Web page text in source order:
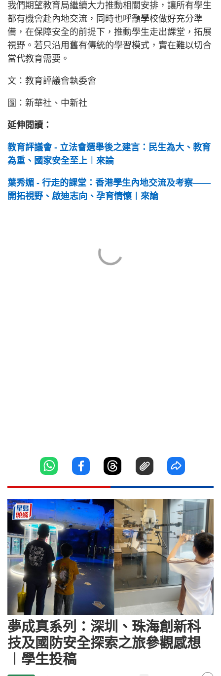
我們期望教育局繼續大力推動相關安排，讓所有學生
都有機會赴內地交流，同時也呼籲學校做好充分準
備，在保障安全的前提下，推動學生走出課堂，拓展
視野。若只沿用舊有傳統的學習模式，實在難以切合
當代教育需要。
文：教育評議會執委會
圖：新華社、中新社
延伸閱讀：
教育評議會 - 立法會選舉後之建言：民生為大、教育
為重、國家安全至上︱來論
葉秀媚 - 行走的課堂：香港學生內地交流及考察——
開拓視野、啟迪志向、孕育情懷︱來論
夢成真系列：深圳、珠海創新科
技及國防安全探索之旅參觀感想
︱學生投稿